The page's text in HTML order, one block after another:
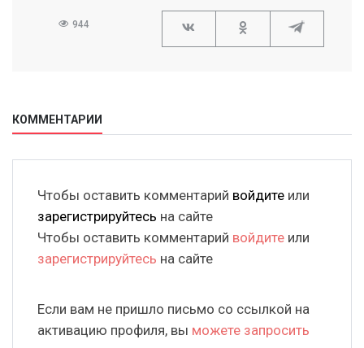
944
КОММЕНТАРИИ
Чтобы оставить комментарий войдите или
зарегистрируйтесь на сайте
Чтобы оставить комментарий войдите или
зарегистрируйтесь на сайте
Если вам не пришло письмо со ссылкой на
активацию профиля, вы можете запросить